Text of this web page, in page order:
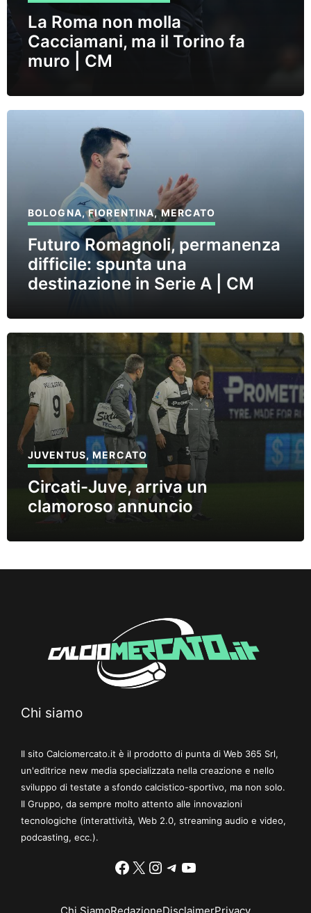
La Roma non molla
Cacciamani, ma il Torino fa
muro | CM
BOLOGNA,FIORENTINA,MERCATO
Futuro Romagnoli, permanenza
difficile: spunta una
destinazione in Serie A | CM
JUVENTUS,MERCATO
Circati-Juve, arriva un
clamoroso annuncio
Chi siamo
Il sito Calciomercato.it è il prodotto di punta di Web 365 Srl,
un'editrice new media specializzata nella creazione e nello
sviluppo di testate a sfondo calcistico-sportivo, ma non solo.
Il Gruppo, da sempre molto attento alle innovazioni
tecnologiche (interattività, Web 2.0, streaming audio e video,
podcasting, ecc.).
Facebook
X Instagram
Telegram
YouTube
Chi SiamoRedazioneDisclaimerPrivacy